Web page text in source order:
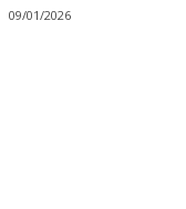
09/01/2026